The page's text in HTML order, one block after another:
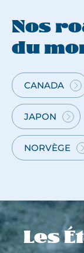
t
p
r
m
e
s
s
e
s
r
e
n
Nos
du
CANADA
—
ROAD
TRIP
CANADA
ROAD
TRIP
AU
JAPON
JAPON
ROAD
NORVÈGE
Les